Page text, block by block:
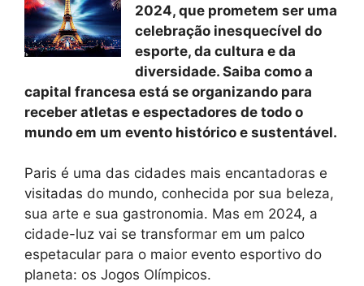
2024, que prometem ser uma
celebração inesquecível do
esporte, da cultura e da
diversidade. Saiba como a
capital francesa está se organizando para
receber atletas e espectadores de todo o
mundo em um evento histórico e sustentável.
Paris é uma das cidades mais encantadoras e
visitadas do mundo, conhecida por sua beleza,
sua arte e sua gastronomia. Mas em 2024, a
cidade-luz vai se transformar em um palco
espetacular para o maior evento esportivo do
planeta: os Jogos Olímpicos.